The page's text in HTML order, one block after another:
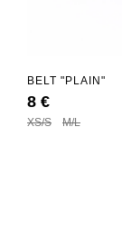
XS/S M/L
BELT "PLAIN"
8 €